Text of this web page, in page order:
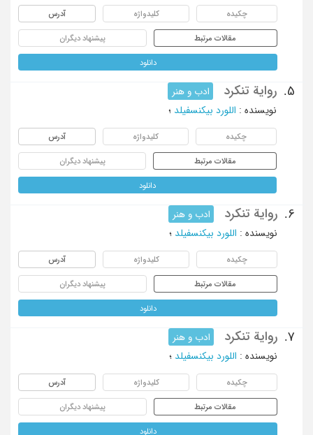
چکیده کلیدواژه آدرس
مقالات مرتبط پیشنهاد دیگران
دانلود
5. روایة تنکرد
ادب و هنر
نویسنده : اللورد بیکنسفیلد ؛
چکیده کلیدواژه آدرس
مقالات مرتبط پیشنهاد دیگران
دانلود
6. روایة تنکرد
ادب و هنر
نویسنده : اللورد بیکنسفیلد ؛
چکیده کلیدواژه آدرس
مقالات مرتبط پیشنهاد دیگران
دانلود
7. روایة تنکرد
ادب و هنر
نویسنده : اللورد بیکنسفیلد ؛
چکیده کلیدواژه آدرس
مقالات مرتبط پیشنهاد دیگران
دانلود